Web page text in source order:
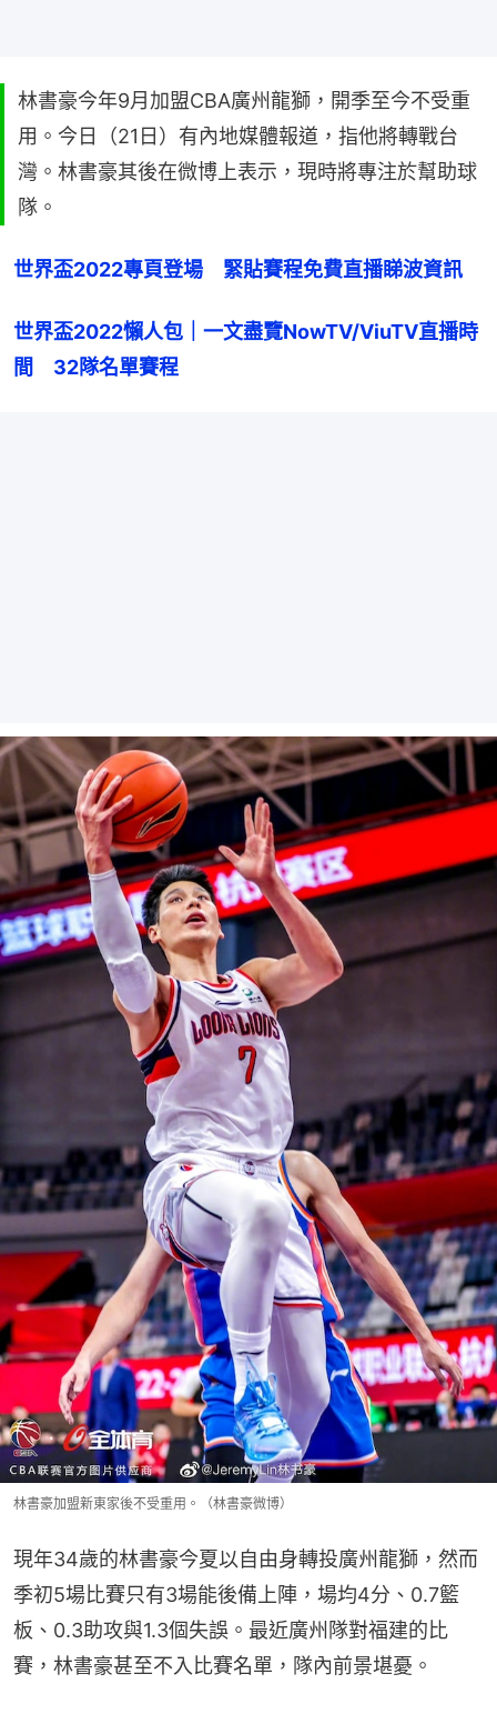
林書豪今年9月加盟CBA廣州龍獅，開季至今不受重
用。今日（21日）有內地媒體報道，指他將轉戰台
灣。林書豪其後在微博上表示，現時將專注於幫助球
隊。
世界盃2022專頁登場　緊貼賽程免費直播睇波資訊
世界盃2022懶人包｜一文盡覽NowTV/ViuTV直播時
間　32隊名單賽程
林書豪加盟新東家後不受重用。（林書豪微博）
現年34歲的林書豪今夏以自由身轉投廣州龍獅，然而
季初5場比賽只有3場能後備上陣，場均4分、0.7籃
板、0.3助攻與1.3個失誤。最近廣州隊對福建的比
賽，林書豪甚至不入比賽名單，隊內前景堪憂。